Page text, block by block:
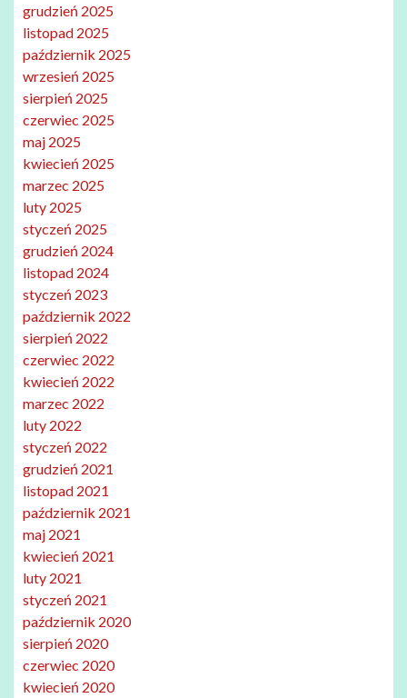
grudzień 2025
listopad 2025
październik 2025
wrzesień 2025
sierpień 2025
czerwiec 2025
maj 2025
kwiecień 2025
marzec 2025
luty 2025
styczeń 2025
grudzień 2024
listopad 2024
styczeń 2023
październik 2022
sierpień 2022
czerwiec 2022
kwiecień 2022
marzec 2022
luty 2022
styczeń 2022
grudzień 2021
listopad 2021
październik 2021
maj 2021
kwiecień 2021
luty 2021
styczeń 2021
październik 2020
sierpień 2020
czerwiec 2020
kwiecień 2020